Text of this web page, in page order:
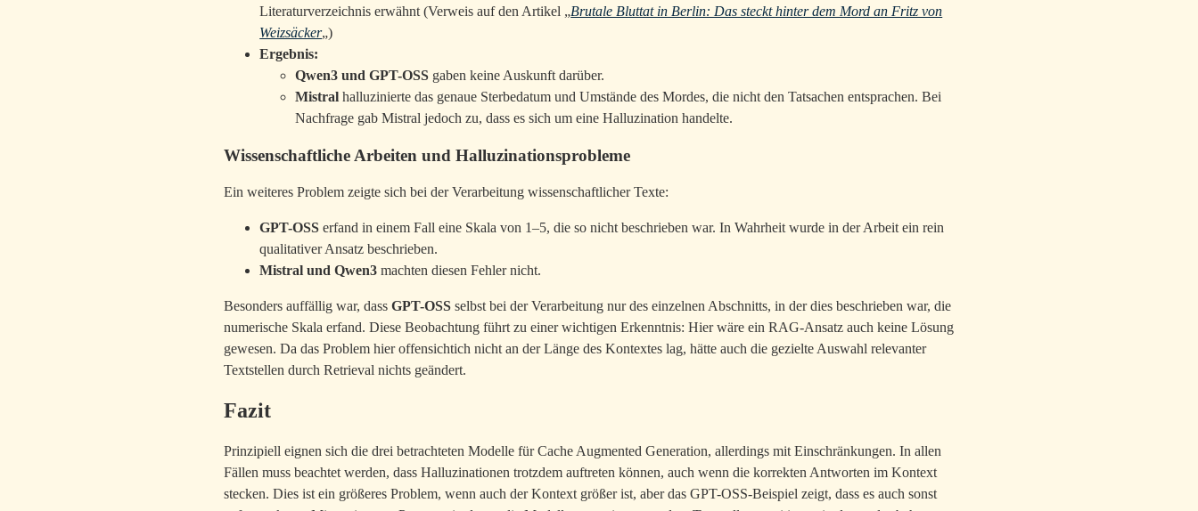
Literaturverzeichnis erwähnt (Verweis auf den Artikel „Brutale Bluttat in Berlin: Das steckt hinter dem Mord an Fritz von
Weizsäcker„)
Ergebnis:
Qwen3 und GPT-OSS gaben keine Auskunft darüber.
Mistral halluzinierte das genaue Sterbedatum und Umstände des Mordes, die nicht den Tatsachen entsprachen. Bei
Nachfrage gab Mistral jedoch zu, dass es sich um eine Halluzination handelte.
Wissenschaftliche Arbeiten und Halluzinationsprobleme
Ein weiteres Problem zeigte sich bei der Verarbeitung wissenschaftlicher Texte:
GPT-OSS erfand in einem Fall eine Skala von 1–5, die so nicht beschrieben war. In Wahrheit wurde in der Arbeit ein rein
qualitativer Ansatz beschrieben.
Mistral und Qwen3 machten diesen Fehler nicht.
Besonders auffällig war, dassGPT-OSS selbst bei der Verarbeitung nur des einzelnen Abschnitts, in der dies beschrieben war, die
numerische Skala erfand. Diese Beobachtung führt zu einer wichtigen Erkenntnis: Hier wäre ein RAG-Ansatz auch keine Lösung
gewesen. Da das Problem hier offensichtich nicht an der Länge des Kontextes lag, hätte auch die gezielte Auswahl relevanter
Textstellen durch Retrieval nichts geändert.
Fazit
Prinzipiell eignen sich die drei betrachteten Modelle für Cache Augmented Generation, allerdings mit Einschränkungen. In allen
Fällen muss beachtet werden, dass Halluzinationen trotzdem auftreten können, auch wenn die korrekten Antworten im Kontext
stecken. Dies ist ein größeres Problem, wenn auch der Kontext größer ist, aber das GPT-OSS-Beispiel zeigt, dass es auch sonst